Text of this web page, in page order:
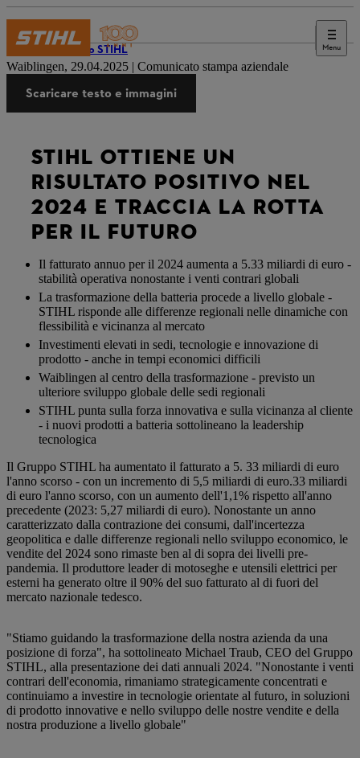
Menu
Il mondo STIHL
Waiblingen, 29.04.2025 | Comunicato stampa aziendale
Scaricare testo e immagini
STIHL OTTIENE UN
RISULTATO POSITIVO NEL
2024 E TRACCIA LA ROTTA
PER IL FUTURO
Il fatturato annuo per il 2024 aumenta a 5.33 miliardi di euro -
stabilità operativa nonostante i venti contrari globali
La trasformazione della batteria procede a livello globale -
STIHL risponde alle differenze regionali nelle dinamiche con
flessibilità e vicinanza al mercato
Investimenti elevati in sedi, tecnologie e innovazione di
prodotto - anche in tempi economici difficili
Waiblingen al centro della trasformazione - previsto un
ulteriore sviluppo globale delle sedi regionali
STIHL punta sulla forza innovativa e sulla vicinanza al cliente
- i nuovi prodotti a batteria sottolineano la leadership
tecnologica
Il Gruppo STIHL ha aumentato il fatturato a 5. 33 miliardi di euro
l'anno scorso - con un incremento di 5,5 miliardi di euro.33 miliardi
di euro l'anno scorso, con un aumento dell'1,1% rispetto all'anno
precedente (2023: 5,27 miliardi di euro). Nonostante un anno
caratterizzato dalla contrazione dei consumi, dall'incertezza
geopolitica e dalle differenze regionali nello sviluppo economico, le
vendite del 2024 sono rimaste ben al di sopra dei livelli pre-
pandemia. Il produttore leader di motoseghe e utensili elettrici per
esterni ha generato oltre il 90% del suo fatturato al di fuori del
mercato nazionale tedesco.
"Stiamo guidando la trasformazione della nostra azienda da una
posizione di forza", ha sottolineato Michael Traub, CEO del Gruppo
STIHL, alla presentazione dei dati annuali 2024. "Nonostante i venti
contrari dell'economia, rimaniamo strategicamente concentrati e
continuiamo a investire in tecnologie orientate al futuro, in soluzioni
di prodotto innovative e nello sviluppo delle nostre vendite e della
nostra produzione a livello globale"